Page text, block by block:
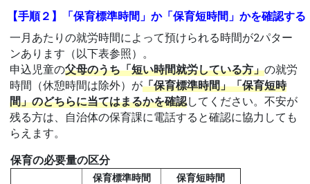
【手順２】「保育標準時間」か「保育短時間」かを確認する
一月あたりの就労時間によって預けられる時間が2パター
ンあります（以下表参照）。
申込児童の父母のうち「短い時間就労している方」の就労
時間（休憩時間は除外）が「保育標準時間」「保育短時
間」のどちらに当てはまるかを確認してください。不安が
残る方は、自治体の保育課に電話すると確認に協力しても
らえます。
保育の必要量の区分
保育標準時間 保育短時間